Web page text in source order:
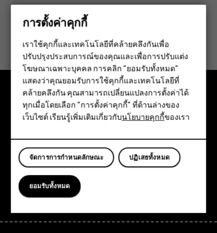
สมาร์ทโฟน
ฟีเจอร์โฟน
อุปกรณ์เสริม
แท็บเล็ต
ข้อมูลนี้มีประโยชน์กับคุณหรือไม่
ใช่ ไม่
สำรวจ
Planet and people
การสนับสนุน
FacebookInstagram
Tiktok
การตั้งค่าคุกกี้
เราใช้คุกกี้และเทคโนโลยีที่คล้ายคลึงกันเพื่อ
ปรับปรุงประสบการณ์ของคุณและเพื่อการปรับแต่ง
โฆษณาเฉพาะบุคคล การคลิก "ยอมรับทั้งหมด"
แสดงว่าคุณยอมรับการใช้คุกกี้และเทคโนโลยีที่
คล้ายคลึงกัน คุณสามารถเปลี่ยนแปลงการตั้งค่าได้
ทุกเมื่อโดยเลือก "การตั้งค่าคุกกี้" ที่ด้านล่างของ
เว็บไซต์ เรียนรู้เพิ่มเติมเกี่ยวกับนโยบายคุกกี้ของเรา
ปฏิเสธทั้งหมด
จัดการการกำหนดลักษณะ
ยอมรับทั้งหมด